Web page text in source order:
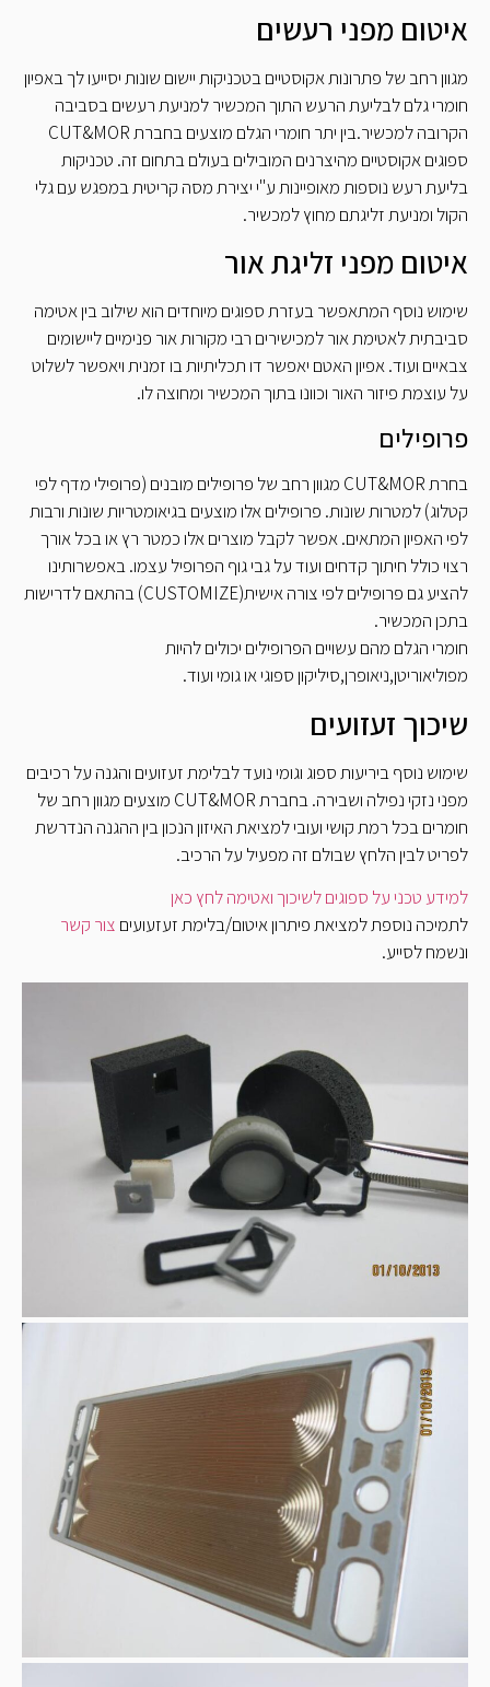
איטום מפני רעשים
מגוון רחב של פתרונות אקוסטיים בטכניקות יישום שונות יסייעו לך באפיון
חומרי גלם לבליעת הרעש התוך המכשיר למניעת רעשים בסביבה
הקרובה למכשיר.בין יתר חומרי הגלם מוצעים בחברת CUT&MOR
ספוגים אקוסטיים מהיצרנים המובילים בעולם בתחום זה. טכניקות
בליעת רעש נוספות מאופיינות ע"י יצירת מסה קריטית במפגש עם גלי
הקול ומניעת זליגתם מחוץ למכשיר.
איטום מפני זליגת אור
שימוש נוסף המתאפשר בעזרת ספוגים מיוחדים הוא שילוב בין אטימה
סביבתית לאטימת אור למכישירים רבי מקורות אור פנימיים ליישומים
צבאיים ועוד. אפיון האטם יאפשר דו תכליתיות בו זמנית ויאפשר לשלוט
על עוצמת פיזור האור וכוונו בתוך המכשיר ומחוצה לו.
פרופילים
בחרת CUT&MOR מגוון רחב של פרופילים מובנים (פרופילי מדף לפי
קטלוג) למטרות שונות. פרופילים אלו מוצעים בגיאומטריות שונות ורבות
לפי האפיון המתאים. אפשר לקבל מוצרים אלו כמטר רץ או בכל אורך
רצוי כולל חיתוך קדחים ועוד על גבי גוף הפרופיל עצמו. באפשרותינו
להציע גם פרופילים לפי צורה אישית(CUSTOMIZE) בהתאם לדרישות
בתכן המכשיר.
חומרי הגלם מהם עשויים הפרופילים יכולים להיות
מפוליאוריטן,ניאופרן,סיליקון ספוגי או גומי ועוד.
שיכוך זעזועים
שימוש נוסף ביריעות ספוג וגומי נועד לבלימת זעזועים והגנה על רכיבים
מפני נזקי נפילה ושבירה. בחברת CUT&MOR מוצעים מגוון רחב של
חומרים בכל רמת קושי ועובי למציאת האיזון הנכון בין ההגנה הנדרשת
לפריט לבין הלחץ שבולם זה מפעיל על הרכיב.
למידע טכני על ספוגים לשיכוך ואטימה לחץ כאן
לתמיכה נוספת למציאת פיתרון איטום/בלימת זעזעועים צור קשר
ונשמח לסייע.